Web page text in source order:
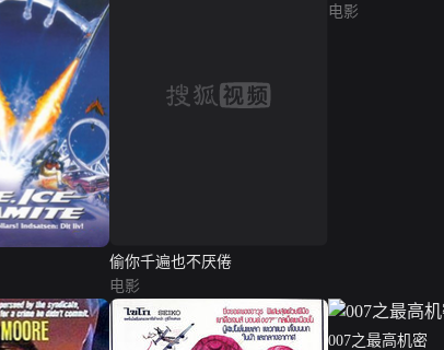
偷你千遍也不厌倦
电影
电影
007之最高机密